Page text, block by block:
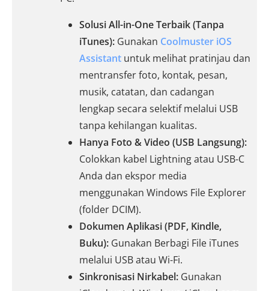
Solusi All-in-One Terbaik (Tanpa
iTunes): Gunakan Coolmuster iOS
Assistant untuk melihat pratinjau dan
mentransfer foto, kontak, pesan,
musik, catatan, dan cadangan
lengkap secara selektif melalui USB
tanpa kehilangan kualitas.
Hanya Foto & Video (USB Langsung):
Colokkan kabel Lightning atau USB-C
Anda dan ekspor media
menggunakan Windows File Explorer
(folder DCIM).
Dokumen Aplikasi (PDF, Kindle,
Buku): Gunakan Berbagi File iTunes
melalui USB atau Wi-Fi.
Sinkronisasi Nirkabel: Gunakan